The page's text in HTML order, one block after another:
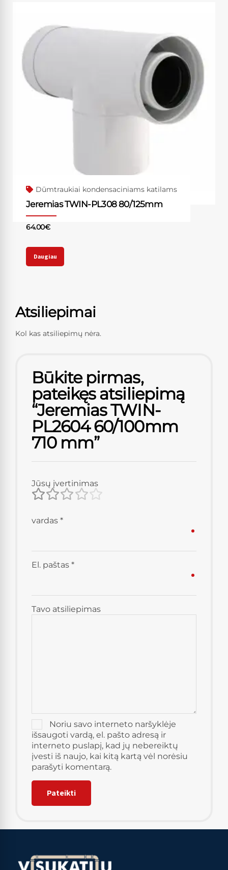
Dūmtraukiai kondensaciniams katilams
Jeremias TWIN-PL308 80/125mm
64.00€
Daugiau
Atsiliepimai
Kol kas atsiliepimų nėra.
Būkite pirmas,
pateikęs atsiliepimą
“Jeremias TWIN-
PL2604 60/100mm
710 mm”
Jūsų įvertinimas
Tavo atsiliepimas
vardas *
El. paštas *
Noriu savo interneto naršyklėje
išsaugoti vardą, el. pašto adresą ir
interneto puslapį, kad jų nebereiktų
įvesti iš naujo, kai kitą kartą vėl norėsiu
parašyti komentarą.